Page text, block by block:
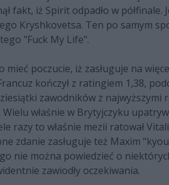
fakt, iż Spirit odpadło w
Kryshkovetsa. Ten po samym
"Fuck My Life".
poczucie, iż zasługuje na
kończył z ratingiem 1,38,
zawodników z
właśnie w Brytyjczyku
razy to właśnie mezii ratował
zdanie zasługuje też Maxim
nie można powiedzieć o
zawiodły oczekiwania.